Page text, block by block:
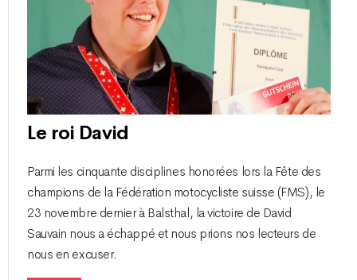
Le roi David
Parmi les cinquante disciplines honorées lors la Fête des
champions de la Fédération motocycliste suisse (FMS), le
23 novembre dernier à Balsthal, la victoire de David
Sauvain nous a échappé et nous prions nos lecteurs de
nous en excuser.